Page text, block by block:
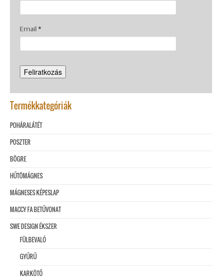
Email *
Termékkategóriák
POHÁRALÁTÉT
POSZTER
BÖGRE
HŰTÖMÁGNES
MÁGNESES KÉPESLAP
MACCY FA BETŰVONAT
SWE DESIGN ÉKSZER
FÜLBEVALÓ
GYŰRŰ
KARKÖTŐ